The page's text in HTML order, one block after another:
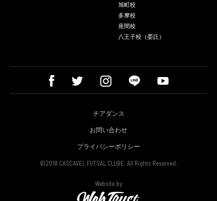
旭町校
多摩校
座間校
八王子校（委託）
チアダンス
お問い合わせ
プライバシーポリシー
©2018 CASCAVEL FUTSAL CLUBE. All Rights Reserved.
Website by